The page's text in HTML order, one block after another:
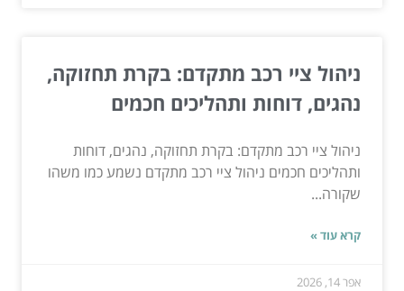
ניהול ציי רכב מתקדם: בקרת תחזוקה,
נהגים, דוחות ותהליכים חכמים
ניהול ציי רכב מתקדם: בקרת תחזוקה, נהגים, דוחות
ותהליכים חכמים ניהול ציי רכב מתקדם נשמע כמו משהו
שקורה...
קרא עוד »
אפר 14, 2026